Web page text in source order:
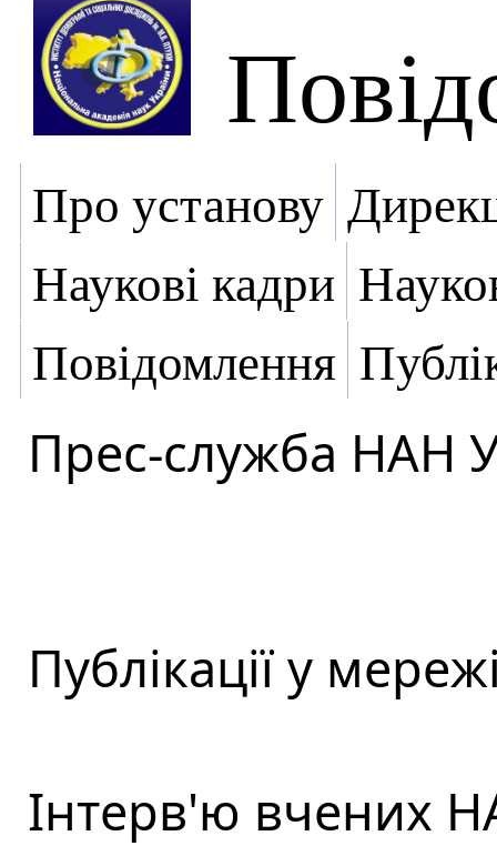
Про установу
Наукові кадри
Повідомлення
Прес-служба НАН
Публікації у
Інтерв'ю вчених